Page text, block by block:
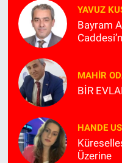
YAVUZ
Bayram
MAHIR
BİR
HANDE
Üzerine